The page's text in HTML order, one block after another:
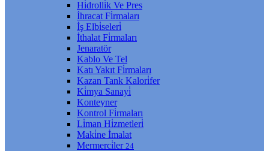
Hi̇drolli̇k Ve Pres
İhracat Fi̇rmaları
İş Elbi̇seleri̇
İthalat Fi̇rmaları
Jenaratör
Kablo Ve Tel
Katı Yakıt Fi̇rmaları
Kazan Tank Kalori̇fer
Ki̇mya Sanayi̇
Konteyner
Kontrol Fi̇rmaları
Li̇man Hi̇zmetleri̇
Maki̇ne İmalat
Mermerci̇ler 24